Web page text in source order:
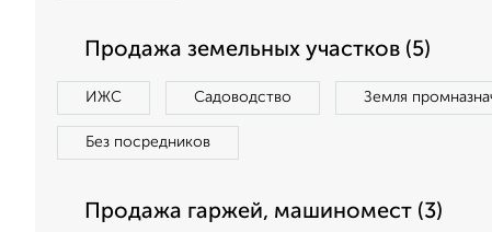
Продажа земельных участков (5)
ИЖС Садоводство Земля
Без посредников
Продажа гаржей, машиномест (3)